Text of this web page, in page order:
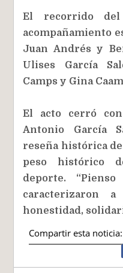
El recorrido
acompañamiento
Juan Andrés y
Ulises García
Camps y Gina
El acto cerró
Antonio García
reseña histórica
peso histórico
deporte.
caracterizaron
honestidad,
Compartir esta noticia: